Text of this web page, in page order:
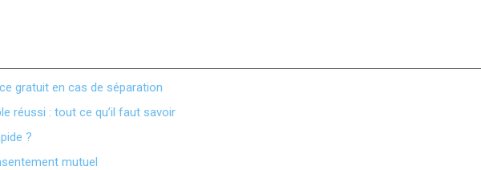
gratuit en cas de séparation
réussi : tout ce qu’il faut savoir
?
mutuel